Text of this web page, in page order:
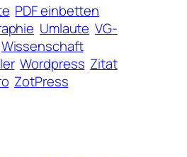
PDF einbetten
Umlaute VG-
Wissenschaft
Wordpress Zitat
ZotPress